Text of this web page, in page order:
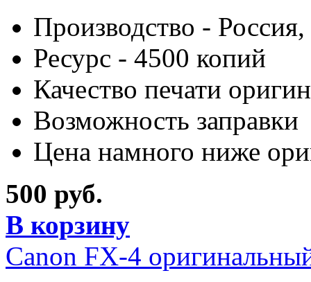
Производство -
Ресурс - 4500 копий
Качество печати
Возможность заправки
Цена намного ниже
500 руб.
В корзину
Canon FX-4